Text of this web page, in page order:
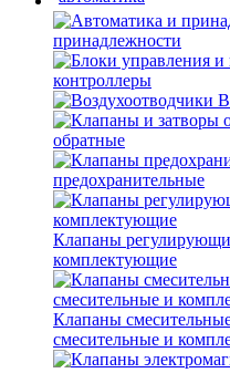
принадлежности
контроллеры
обратные
предохранительные
Клапаны
комплектующие
Клапаны
смесительные и